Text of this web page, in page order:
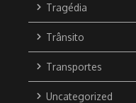
Tragédia
Trânsito
Transportes
Uncategorized